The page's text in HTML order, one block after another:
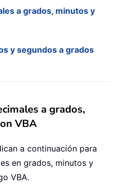
a grados, minutos y
y segundos a grados
a grados,
VBA
a continuación para
en grados, minutos y
VBA.